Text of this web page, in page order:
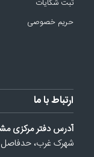
ثبت شکایات
حریم خصوصی
ارتباط با ما
آدرس دفتر مرکزی
شهرک غرب، حدفاصل